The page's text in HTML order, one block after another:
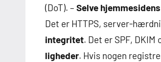
(DoT). – Selve
Det er HTTPS, server-
integritet. Det er SPF,
ligheder. Hvis nogen